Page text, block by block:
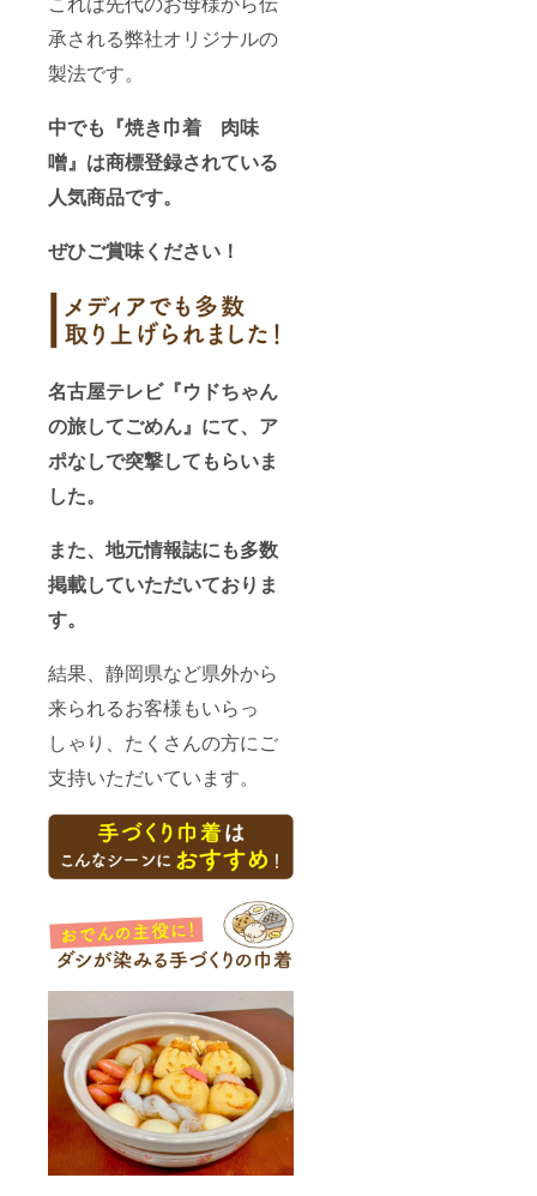
承される弊社オリジナルの
製法です。
中でも『焼き巾着 肉味
噌』は商標登録されている
人気商品です。
ぜひご賞味ください！
名古屋テレビ『ウドちゃん
の旅してごめん』にて、ア
ポなしで突撃してもらいま
した。
また、地元情報誌にも多数
掲載していただいておりま
す。
結果、静岡県など県外から
来られるお客様もいらっ
しゃり、たくさんの方にご
支持いただいています。